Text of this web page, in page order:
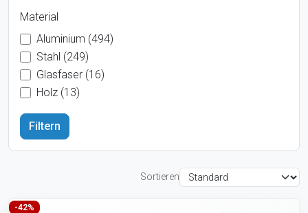
Material
Aluminium (494)
Stahl (249)
Glasfaser (16)
Holz (13)
Sortieren
-42%